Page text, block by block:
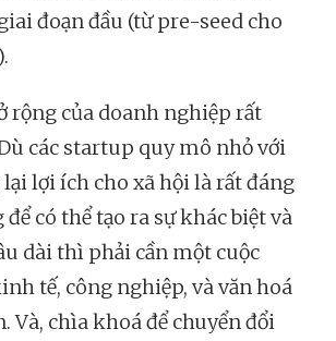
đoạn đầu (từ pre-seed cho
rộng của doanh nghiệp rất
các startup quy mô nhỏ với
lợi ích cho xã hội là rất đáng
có thể tạo ra sự khác biệt và
dài thì phải cần một cuộc
tế, công nghiệp, và văn hoá
Và, chìa khoá để chuyển đổi